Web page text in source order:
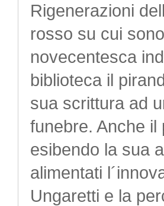
Rigenerazioni
rosso su cui
novecentesca
biblioteca il
sua scrittura ad
funebre. Anche
esibendo la sua
alimentati
Ungaretti e la